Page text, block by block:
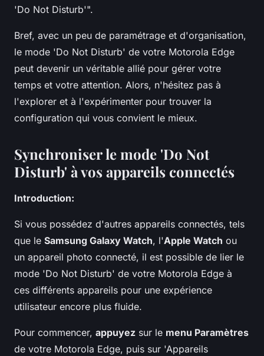
'Do Not Disturb'".
Bref, avec un peu de paramétrage et d'organisation,
le mode 'Do Not Disturb' de votre Motorola Edge
peut devenir un véritable allié pour gérer votre
temps et votre attention. Alors, n'hésitez pas à
l'explorer et à l'expérimenter pour trouver la
configuration qui vous convient le mieux.
Synchroniser le mode 'Do Not
Disturb' à vos appareils connectés
Introduction:
Si vous possédez d'autres appareils connectés, tels
que le Samsung Galaxy Watch, l'Apple Watch ou
un appareil photo connecté, il est possible de lier le
mode 'Do Not Disturb' de votre Motorola Edge à
ces différents appareils pour une expérience
utilisateur encore plus fluide.
Pour commencer, appuyez sur le menu Paramètres
de votre Motorola Edge, puis sur 'Appareils